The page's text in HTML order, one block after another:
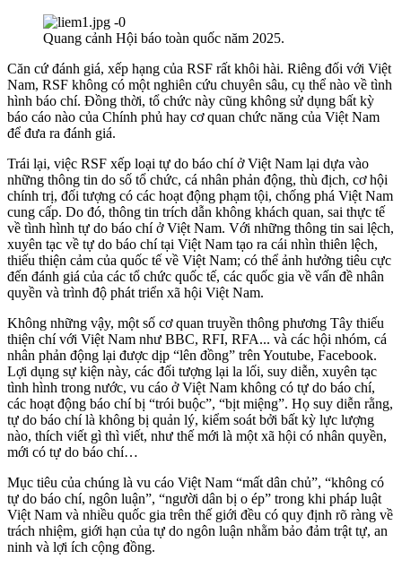
Quang cảnh Hội báo toàn quốc năm 2025.
Căn cứ đánh giá, xếp hạng của RSF rất khôi hài. Riêng đối với Việt
Nam, RSF không có một nghiên cứu chuyên sâu, cụ thể nào về tình
hình báo chí. Đồng thời, tổ chức này cũng không sử dụng bất kỳ
báo cáo nào của Chính phủ hay cơ quan chức năng của Việt Nam
để đưa ra đánh giá.
Trái lại, việc RSF xếp loại tự do báo chí ở Việt Nam lại dựa vào
những thông tin do số tổ chức, cá nhân phản động, thù địch, cơ hội
chính trị, đối tượng có các hoạt động phạm tội, chống phá Việt Nam
cung cấp. Do đó, thông tin trích dẫn không khách quan, sai thực tế
về tình hình tự do báo chí ở Việt Nam. Với những thông tin sai lệch,
xuyên tạc về tự do báo chí tại Việt Nam tạo ra cái nhìn thiên lệch,
thiếu thiện cảm của quốc tế về Việt Nam; có thể ảnh hưởng tiêu cực
đến đánh giá của các tổ chức quốc tế, các quốc gia về vấn đề nhân
quyền và trình độ phát triển xã hội Việt Nam.
Không những vậy, một số cơ quan truyền thông phương Tây thiếu
thiện chí với Việt Nam như BBC, RFI, RFA... và các hội nhóm, cá
nhân phản động lại được dịp “lên đồng” trên Youtube, Facebook.
Lợi dụng sự kiện này, các đối tượng lại la lối, suy diễn, xuyên tạc
tình hình trong nước, vu cáo ở Việt Nam không có tự do báo chí,
các hoạt động báo chí bị “trói buộc”, “bịt miệng”. Họ suy diễn rằng,
tự do báo chí là không bị quản lý, kiểm soát bởi bất kỳ lực lượng
nào, thích viết gì thì viết, như thế mới là một xã hội có nhân quyền,
mới có tự do báo chí…
Mục tiêu của chúng là vu cáo Việt Nam “mất dân chủ”, “không có
tự do báo chí, ngôn luận”, “người dân bị o ép” trong khi pháp luật
Việt Nam và nhiều quốc gia trên thế giới đều có quy định rõ ràng về
trách nhiệm, giới hạn của tự do ngôn luận nhằm bảo đảm trật tự, an
ninh và lợi ích cộng đồng.